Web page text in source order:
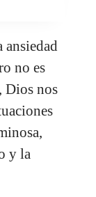
ansiedad
no es
Dios nos
y la